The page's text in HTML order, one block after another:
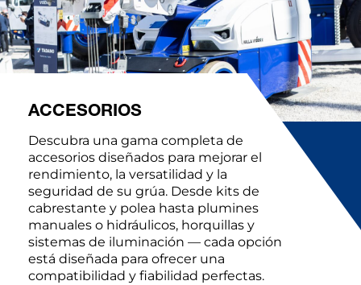
ACCESORIOS
Descubra una gama completa de
accesorios diseñados para mejorar el
rendimiento, la versatilidad y la
seguridad de su grúa. Desde kits de
cabrestante y polea hasta plumines
manuales o hidráulicos, horquillas y
sistemas de iluminación — cada opción
está diseñada para ofrecer una
compatibilidad y fiabilidad perfectas.